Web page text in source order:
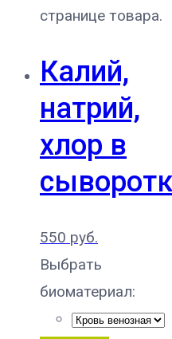
странице товара.
Калий,
натрий,
хлор в
550 руб.
Выбрать
биоматериал: